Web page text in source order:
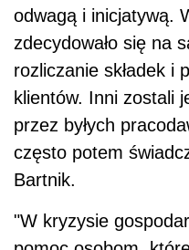
odwagą i inicjatywą.
zdecydowało się na
rozliczanie składek i
klientów. Inni zostali
przez byłych
często potem
Bartnik.
"W kryzysie